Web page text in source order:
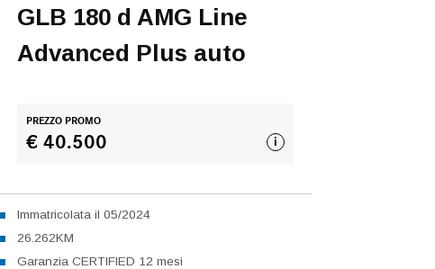
GLB 180 d AMG Line
Advanced Plus auto
PREZZO PROMO
€ 40.500 i
Immatricolata il 05/2024
26.262KM
Garanzia CERTIFIED 12 mesi